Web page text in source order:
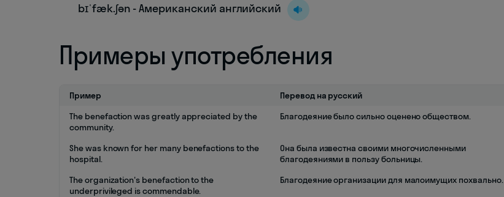
bɪˈfæk.ʃən - Американский английский
Примеры употребления
Пример
Перевод на русский
The benefaction was greatly appreciated by the
community.
Благодеяние было сильно оценено обществом.
She was known for her many benefactions to the
hospital.
Она была известна своими многочисленными
благодеяниями в пользу больницы.
The organization's benefaction to the
underprivileged is commendable.
Благодеяние организации для малоимущих похвально.